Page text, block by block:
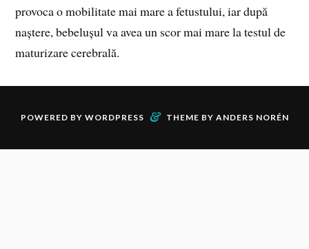
provoca o mobilitate mai mare a fetustului, iar după
naștere, bebelușul va avea un scor mai mare la testul de
maturizare cerebrală.
POWERED BY WORDPRESS & THEME BY ANDERS NORÉN